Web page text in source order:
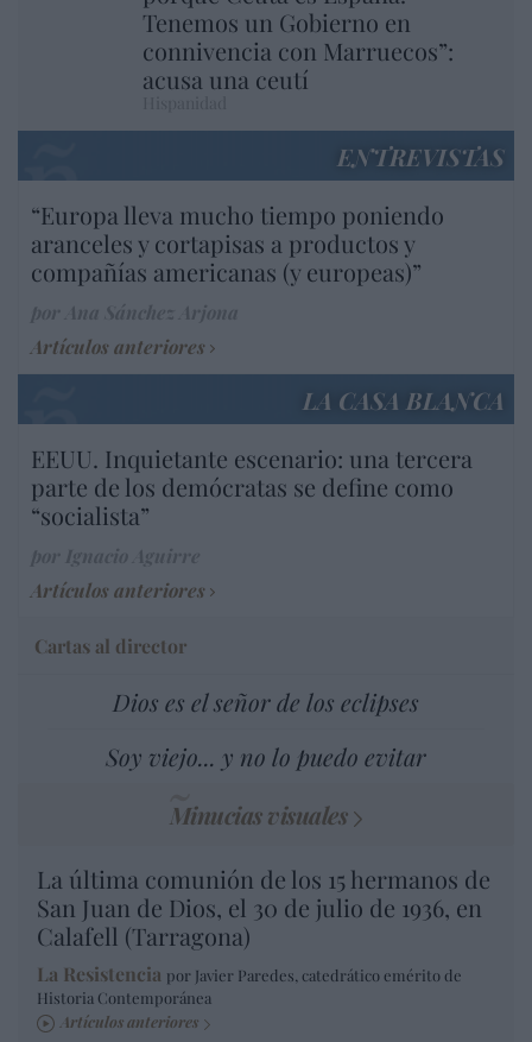
Tenemos un Gobierno en
connivencia con Marruecos”:
acusa una ceutí
ENTREVISTAS
“Europa lleva mucho tiempo poniendo
aranceles y cortapisas a productos y
compañías americanas (y europeas)”
Artículos anteriores
LA CASA BLANCA
EEUU. Inquietante escenario: una tercera
parte de los demócratas se define como
“socialista”
Artículos anteriores
Cartas al director
Dios es el señor de los eclipses
Soy viejo... y no lo puedo evitar
Minucias visuales
La última comunión de los 15 hermanos de
San Juan de Dios, el 30 de julio de 1936, en
Calafell (Tarragona)
La Resistencia por Javier Paredes, catedrático emérito de
Historia Contemporánea
Artículos anteriores